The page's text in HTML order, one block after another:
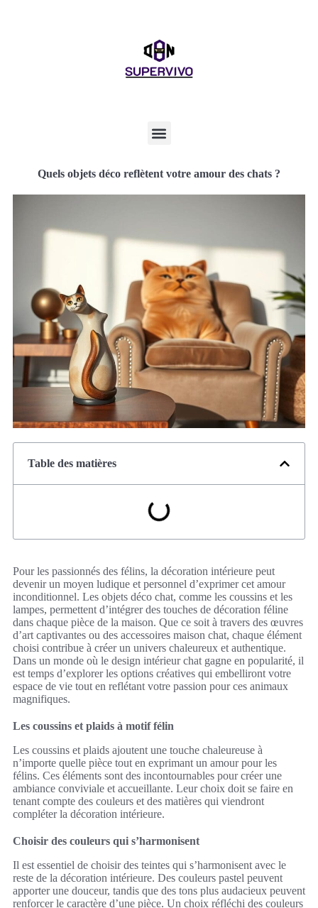
Quels objets déco reflètent votre amour des chats ?
Table des matières
Pour les passionnés des félins, la décoration intérieure peut
devenir un moyen ludique et personnel d’exprimer cet amour
inconditionnel. Les objets déco chat, comme les coussins et les
lampes, permettent d’intégrer des touches de décoration féline
dans chaque pièce de la maison. Que ce soit à travers des œuvres
d’art captivantes ou des accessoires maison chat, chaque élément
choisi contribue à créer un univers chaleureux et authentique.
Dans un monde où le design intérieur chat gagne en popularité, il
est temps d’explorer les options créatives qui embelliront votre
espace de vie tout en reflétant votre passion pour ces animaux
magnifiques.
Les coussins et plaids à motif félin
Les coussins et plaids ajoutent une touche chaleureuse à
n’importe quelle pièce tout en exprimant un amour pour les
félins. Ces éléments sont des incontournables pour créer une
ambiance conviviale et accueillante. Leur choix doit se faire en
tenant compte des couleurs et des matières qui viendront
compléter la décoration intérieure.
Choisir des couleurs qui s’harmonisent
Il est essentiel de choisir des teintes qui s’harmonisent avec le
reste de la décoration intérieure. Des couleurs pastel peuvent
apporter une douceur, tandis que des tons plus audacieux peuvent
renforcer le caractère d’une pièce. Un choix réfléchi des couleurs